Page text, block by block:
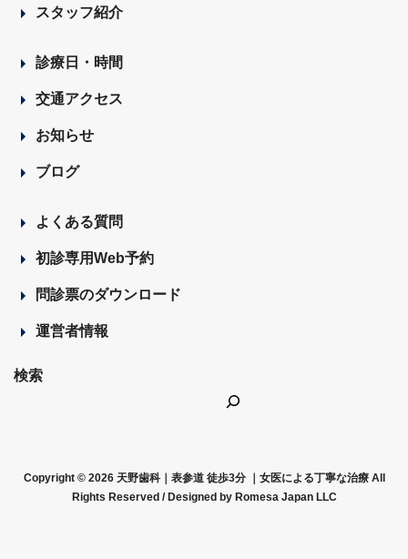
スタッフ紹介
診療日・時間
交通アクセス
お知らせ
ブログ
よくある質問
初診専用Web予約
問診票のダウンロード
運営者情報
検索
Copyright © 2026 天野歯科｜表参道 徒歩3分 ｜女医による丁寧な治療 All
Rights Reserved / Designed by Romesa Japan LLC